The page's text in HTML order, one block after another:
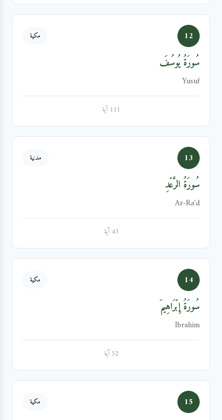
12 مكية
سُورَةُ يُوسُفَ
Yusuf
111 آية
13 مدنية
سُورَةُ الرَّعۡدِ
Ar-Ra'd
43 آية
14 مكية
سُورَةُ إِبۡرَاهِيمَ
Ibrahim
52 آية
15 مكية